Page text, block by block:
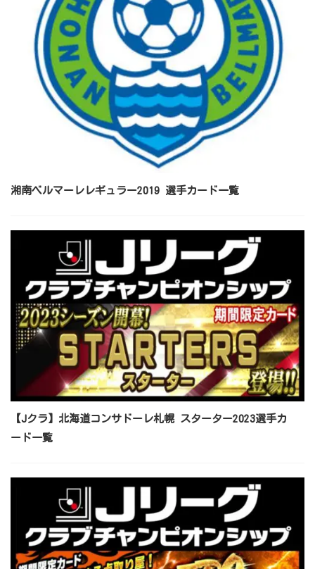
湘南ベルマーレレギュラー2019 選手カード一覧
【Jクラ】北海道コンサドーレ札幌 スターター2023選手カ
ード一覧